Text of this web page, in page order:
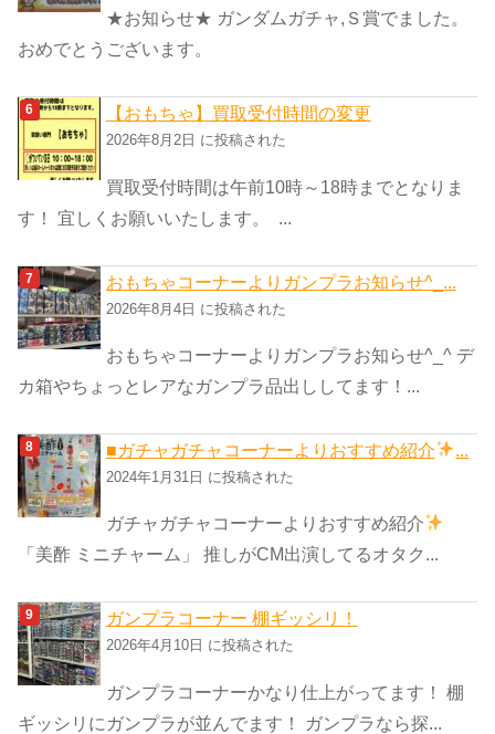
★お知らせ★ ガンダムガチャ,Ｓ賞でました。
おめでとうございます。
【おもちゃ】買取受付時間の変更
2026年8月2日 に投稿された
買取受付時間は午前10時～18時までとなりま
す！ 宜しくお願いいたします。 ...
おもちゃコーナーよりガンプラお知らせ^_...
2026年8月4日 に投稿された
おもちゃコーナーよりガンプラお知らせ^_^ デ
カ箱やちょっとレアなガンプラ品出ししてます！...
■ガチャガチャコーナーよりおすすめ紹介 ...
2024年1月31日 に投稿された
ガチャガチャコーナーよりおすすめ紹介
「美酢 ミニチャーム」 推しがCM出演してるオタク...
ガンプラコーナー 棚ギッシリ！
2026年4月10日 に投稿された
ガンプラコーナーかなり仕上がってます！ 棚
ギッシリにガンプラが並んでます！ ガンプラなら探...